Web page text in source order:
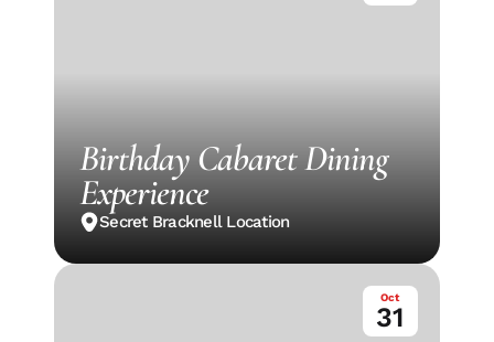
Birthday Cabaret Dining
Experience
Secret Bracknell Location
Oct
31